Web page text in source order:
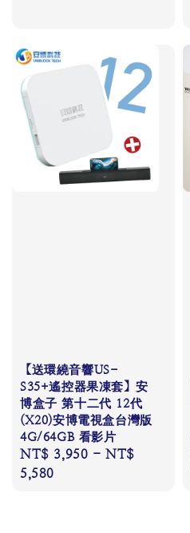
【送環繞音響US-
S35+遙控器果凍套】安
博盒子 第十二代 12代
(X20)安博電視盒台灣版
4G/64GB 看影片
Regular
price
NT$ 3,950 -NT$
5,580